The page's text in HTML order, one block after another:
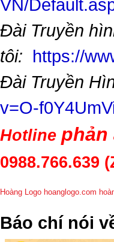
VN/
Đài Truyền
tôi: https://
Đài Truyền
v=O-
Hotline
0988.766.639
Hoàng Logo hoanglogo.com
​Báo chí nói